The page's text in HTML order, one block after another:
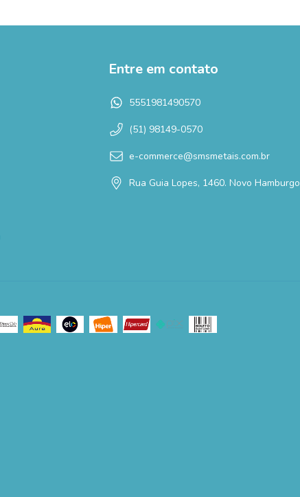
Entre em contato
5551981490570
(51) 98149-0570
e-commerce@smsmetais.com.br
Rua Guia Lopes, 1460. Novo Hamburgo